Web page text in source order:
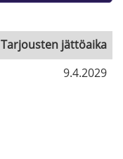
Tarjousten jättöaika
9.4.2029